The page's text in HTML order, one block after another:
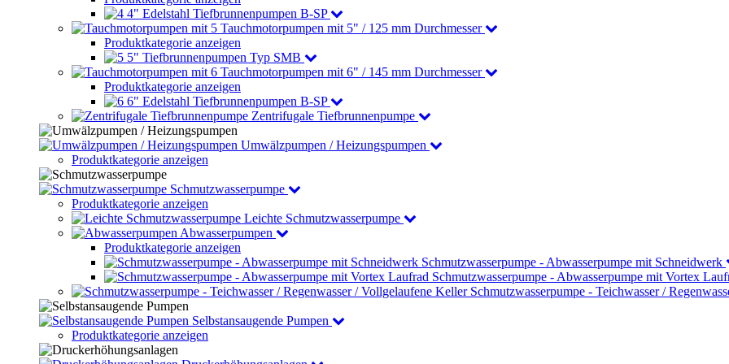
4" Edelstahl Tiefbrunnenpumpen B-SP
Tauchmotorpumpen mit 5" / 125 mm Durchmesser
Produktkategorie anzeigen
5" Tiefbrunnenpumpen Typ SMB
Tauchmotorpumpen mit 6" / 145 mm Durchmesser
Produktkategorie anzeigen
6" Edelstahl Tiefbrunnenpumpen B-SP
Zentrifugale Tiefbrunnenpumpe
Umwälzpumpen / Heizungspumpen
Produktkategorie anzeigen
Schmutzwasserpumpe
Produktkategorie anzeigen
Leichte Schmutzwasserpumpe
Abwasserpumpen
Produktkategorie anzeigen
Schmutzwasserpumpe - Abwasserpumpe mit Schneidwerk
Schmutzwasserpumpe - Abwasserpumpe mit Vortex
Schmutzwasserpumpe - Teichwasser /
Selbstansaugende Pumpen
Produktkategorie anzeigen